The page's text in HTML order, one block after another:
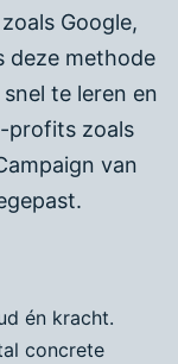
Google,
deze methode
te leren en
profits zoals
van
én kracht.
concrete